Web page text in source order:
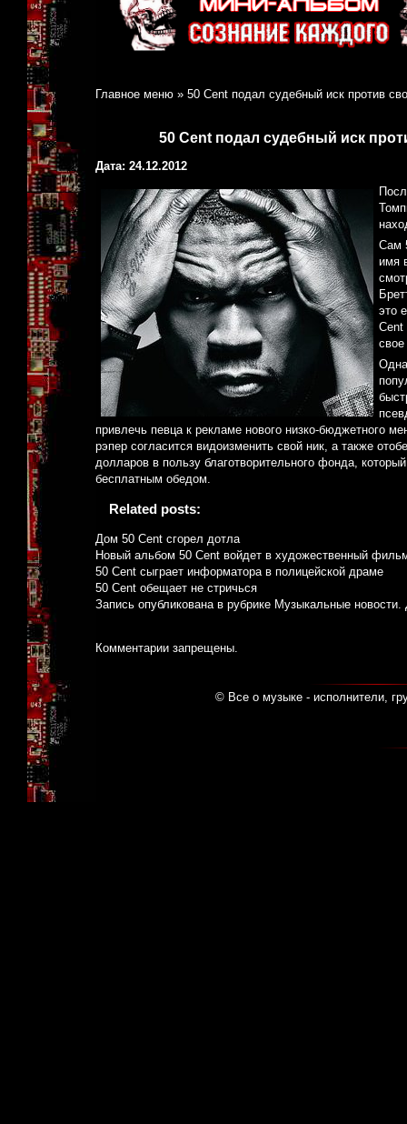
Главное меню » 50 Cent подал судебный иск против
50 Cent подал судебный иск
Дата: 24.12.2012
Сам
имя
это
Cent
привлечь певца к рекламе нового низко-бюджетного
рэпер согласится видоизменить свой ник, а также
долларов в пользу благотворительного фонда,
бесплатным обедом.
Related posts:
Дом 50 Cent сгорел дотла
Новый альбом 50 Cent войдет в художественный
50 Cent сыграет информатора в полицейской драме
50 Cent обещает не стричься
Запись опубликована в рубрике Музыкальные новости.
Комментарии запрещены.
© Все о музыке - исполнители,